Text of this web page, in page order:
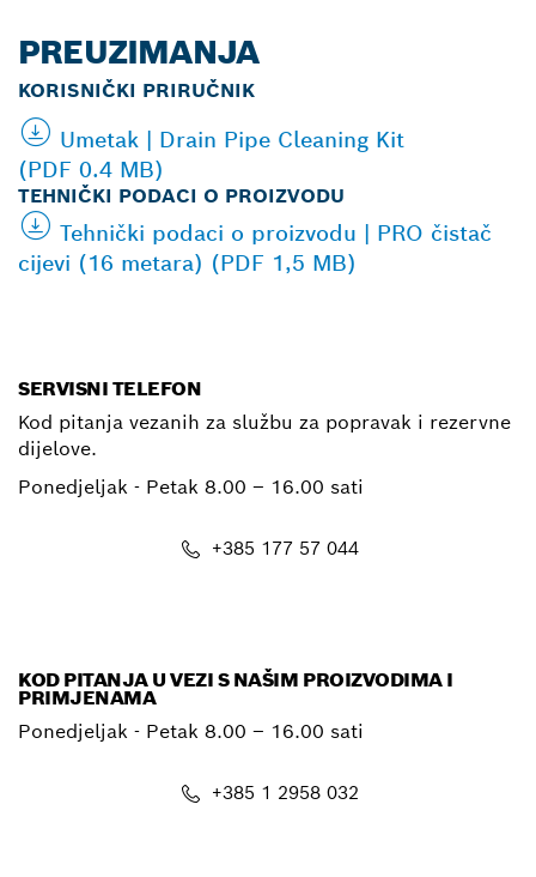
PREUZIMANJA
KORISNIČKI PRIRUČNIK
Umetak | Drain Pipe Cleaning Kit
(PDF 0.4 MB)
TEHNIČKI PODACI O PROIZVODU
Tehnički podaci o proizvodu | PRO čistač
cijevi (16 metara) (PDF 1,5 MB)
SERVISNI TELEFON
Kod pitanja vezanih za službu za popravak i rezervne
dijelove.
Ponedjeljak - Petak 8.00 – 16.00 sati
+385 177 57 044
KOD PITANJA U VEZI S NAŠIM PROIZVODIMA I
PRIMJENAMA
Ponedjeljak - Petak 8.00 – 16.00 sati
+385 1 2958 032